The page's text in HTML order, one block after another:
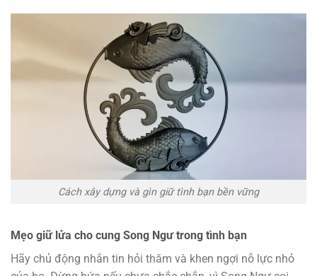
Cách xây dựng và gìn giữ tình bạn bền vững
Mẹo giữ lửa cho cung Song Ngư trong tình bạn
Hãy chủ động nhắn tin hỏi thăm và khen ngợi nỗ lực nhỏ